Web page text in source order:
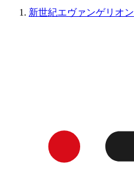
新世紀エヴァンゲリオン